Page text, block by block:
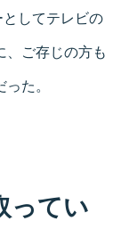
してテレビの
、ご存じの方も
た。
ってい